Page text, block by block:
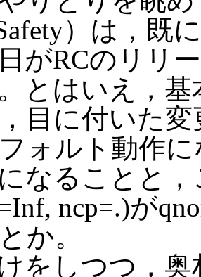
）は，既
がRCのリリ
とはいえ，
目に付いた
ォルト動作
なることと
ncp=.)が
か。
をしつつ，